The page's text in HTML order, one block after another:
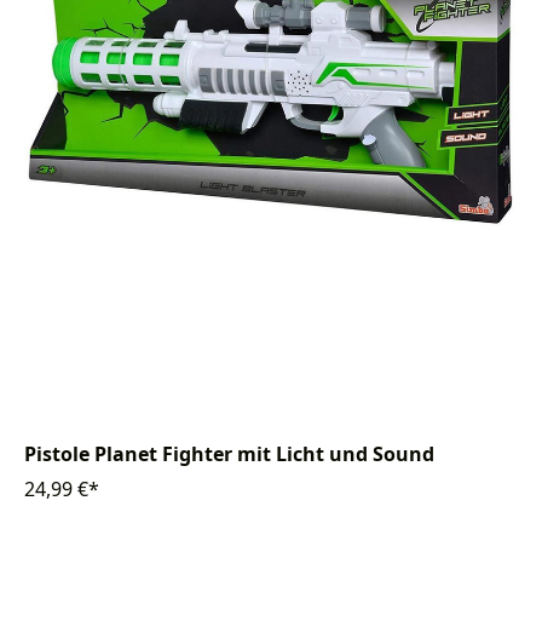
Pistole Planet Fighter mit Licht und Sound
24,99 €*